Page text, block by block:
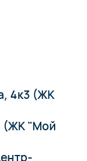
4к3 (ЖК
(ЖК "Мой